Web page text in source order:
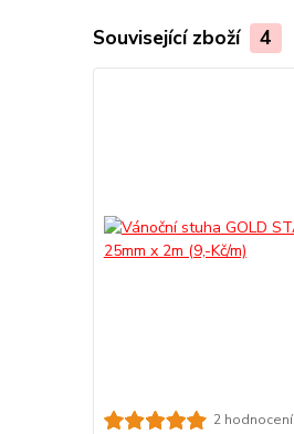
Související zboží 4
2 hodnocení